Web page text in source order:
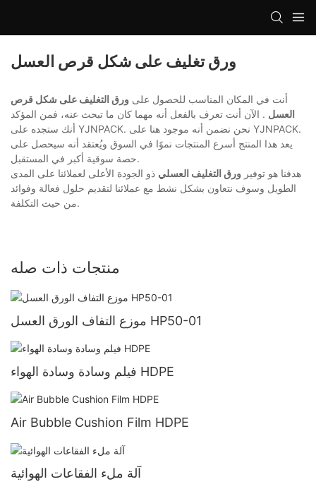
ورق تغليف على شكل قرص العسل
أنت في المكان المناسب للحصول على ورق التغليف على شكل قرص
العسل . الآن أنت تعرف بالفعل أنه مهما كان ما تبحث عنه، فمن المؤكد
أنك ستجده على YJNPACK. نحن نضمن أنه موجود هنا على YJNPACK.
يعد هذا المنتج أسرع المنتجات نموًا في السوق ويُعتقد أنه سيحصل على
حصة سوقية أكبر في المستقبل.
هدفنا هو توفير ورق التغليف العسلي ذو الجودة الأعلى لعملائنا على المدى
الطويل وسوف نتعاون بشكل نشط مع عملائنا لتقديم حلول فعالة وفوائد
من حيث التكلفة.
منتجات ذات صله
موزع التفاف الورق العسل HP50-01
فيلم وسادة وسادة الهواء HDPE
Air Bubble Cushion Film HDPE
آلة ملء الفقاعات الهوائية